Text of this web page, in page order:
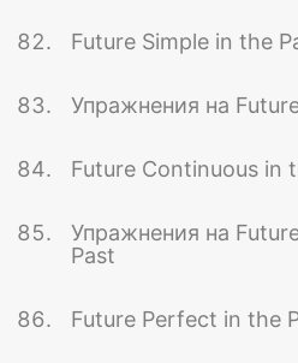
Future Simple in the
Упражнения на
Future Continuous in
Упражнения на
Past
Future Perfect in the